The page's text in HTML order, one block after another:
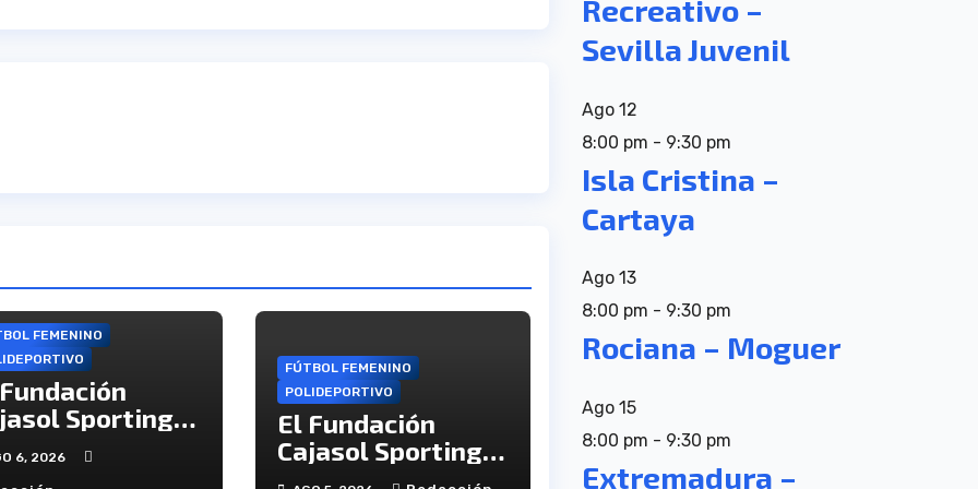
FEMENINO
Sporting
la Liga
al
6, 2026
FÚTBOL FEMENINO
POLIDEPORTIVO
El Fundación
Cajasol Sporting
de Huelva
Recreativo –
Sevilla Juvenil
Ago 12
8:00 pm - 9:30 pm
Isla Cristina –
Cartaya
Ago 13
8:00 pm - 9:30 pm
Rociana – Moguer
Ago 15
8:00 pm - 9:30 pm
Extremadura –